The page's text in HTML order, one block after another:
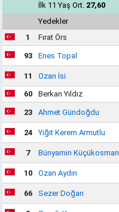
İlk 11 Yaş Ort. 27,60
Yedekler
1
Fırat Örs
93 Enes Topal
11
Ozan İsi
60
Berkan Yıldız
23 Ahmet Gündoğdu
24 Yiğit Kerem Armutlu
7 Bünyamin Küçükosman
10 Ozan Aydın
66 Sezer Doğan